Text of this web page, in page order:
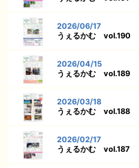
2026/06/17
うぇるかむ vol.190
2026/04/15
うぇるかむ vol.189
2026/03/18
うぇるかむ vol.188
2026/02/17
うぇるかむ vol.187